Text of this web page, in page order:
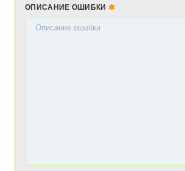
ОПИСАНИЕ ОШИБКИ